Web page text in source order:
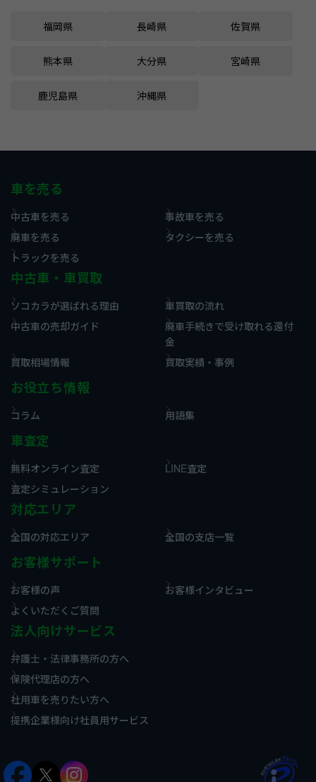
福岡県 長崎県 佐賀県
熊本県 大分県 宮崎県
鹿児島県 沖縄県
車を売る
中古車を売る
事故車を売る
廃車を売る
タクシーを売る
トラックを売る
中古車・車買取
ソコカラが選ばれる理由
車買取の流れ
中古車の売却ガイド
廃車手続きで受け取れる還付
金
買取相場情報
買取実績・事例
お役立ち情報
コラム 用語集
車査定
無料オンライン査定
LINE査定
査定シミュレーション
対応エリア
全国の対応エリア 全国の支店一覧
お客様サポート
お客様の声
お客様インタビュー
よくいただくご質問
法人向けサービス
弁護士・法律事務所の方へ
保険代理店の方へ
社用車を売りたい方へ
提携企業様向け社員用サービス